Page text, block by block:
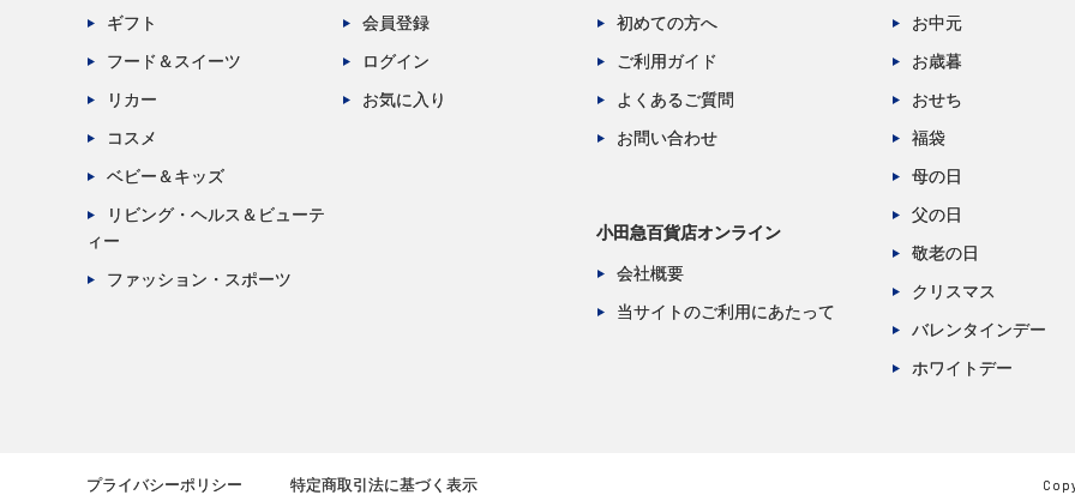
ギフト
フード＆スイーツ
リカー
コスメ
ベビー＆キッズ
リビング・ヘルス＆ビューテ
ィー
ファッション・スポーツ
会員登録
ログイン
お気に入り
初めての方へ
ご利用ガイド
よくあるご質問
お問い合わせ
小田急百貨店オンライン
会社概要
当サイトのご利用にあたって
お中元
お歳暮
おせち
福袋
母の日
父の日
敬老の日
クリスマス
バレンタインデー
ホワイトデー
プライバシーポリシー 特定商取引法に基づく表示